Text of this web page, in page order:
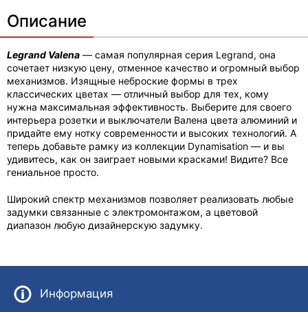
Описание
Legrand Valena — самая популярная серия Legrand, она
сочетает низкую цену, отменное качество и огромный выбор
механизмов. Изящные неброские формы в трех
классических цветах — отличный выбор для тех, кому
нужна максимальная эффективность. Выберите для своего
интерьера розетки и выключатели Валена цвета алюминий и
придайте ему нотку современности и высоких технологий. А
теперь добавьте рамку из коллекции Dynamisation — и вы
удивитесь, как он заиграет новыми красками! Видите? Все
гениальное просто.
Широкий спектр механизмов позволяет реализовать любые
задумки связанные с электромонтажом, а цветовой
диапазон любую дизайнерскую задумку.
Информация